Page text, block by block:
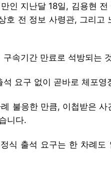
인 지난달 18일, 김용현
호 전 정보 사령관, 그리고
속기간 만료로 석방되는
요구 없이 곧바로 체포
불응한 만큼, 이첩받은
니다.
식 출석 요구는 한 차례도